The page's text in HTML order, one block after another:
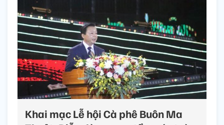
Khai mạc Lễ hội Cà phê Buôn Ma